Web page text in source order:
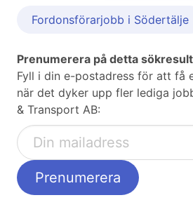
Fordonsförarjobb i Södertälje
Prenumerera på detta
Fyll i din e-postadress för att få
när det dyker upp fler lediga
& Transport AB: